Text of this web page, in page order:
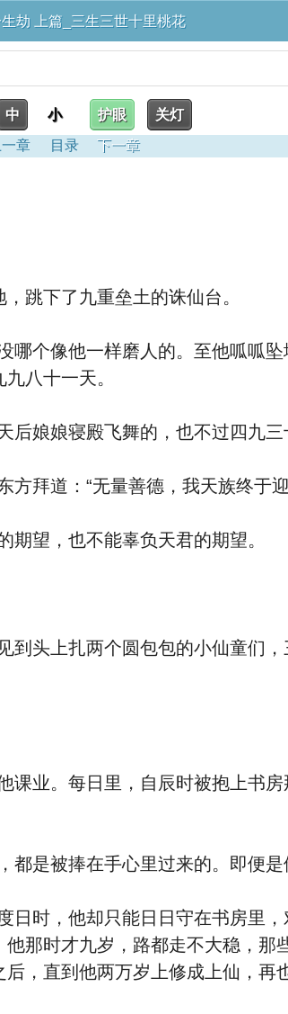
劫 上篇_三生三世十里桃花
中 小 护眼
关灯
一章
目录 下一章
跳下了九重垒土的诛仙台。
像他一样磨人的。至他呱呱坠
八十一天。
娘寝殿飞舞的，也不过四九三
道：“无量善德，我天族终于迎
望，也不能辜负天君的期望。
上扎两个圆包包的小仙童们，
。每日里，自辰时被抱上书房
被捧在手心里过来的。即便是
，他却只能日日守在书房里，
那时才九岁，路都走不大稳，
，直到他两万岁上修成上仙，再